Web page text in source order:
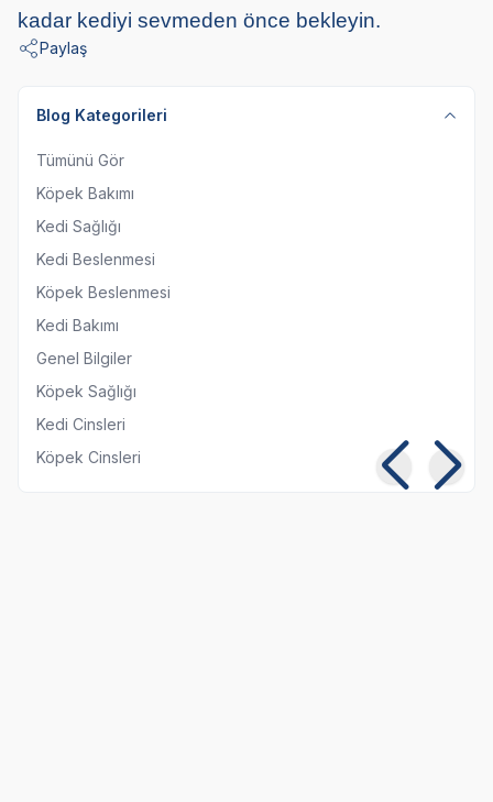
kadar kediyi sevmeden önce bekleyin.
Paylaş
Blog Kategorileri
Tümünü Gör
Köpek Bakımı
Kedi Sağlığı
Kedi Beslenmesi
Köpek Beslenmesi
Kedi Bakımı
Genel Bilgiler
Köpek Sağlığı
Kedi Cinsleri
Köpek Cinsleri